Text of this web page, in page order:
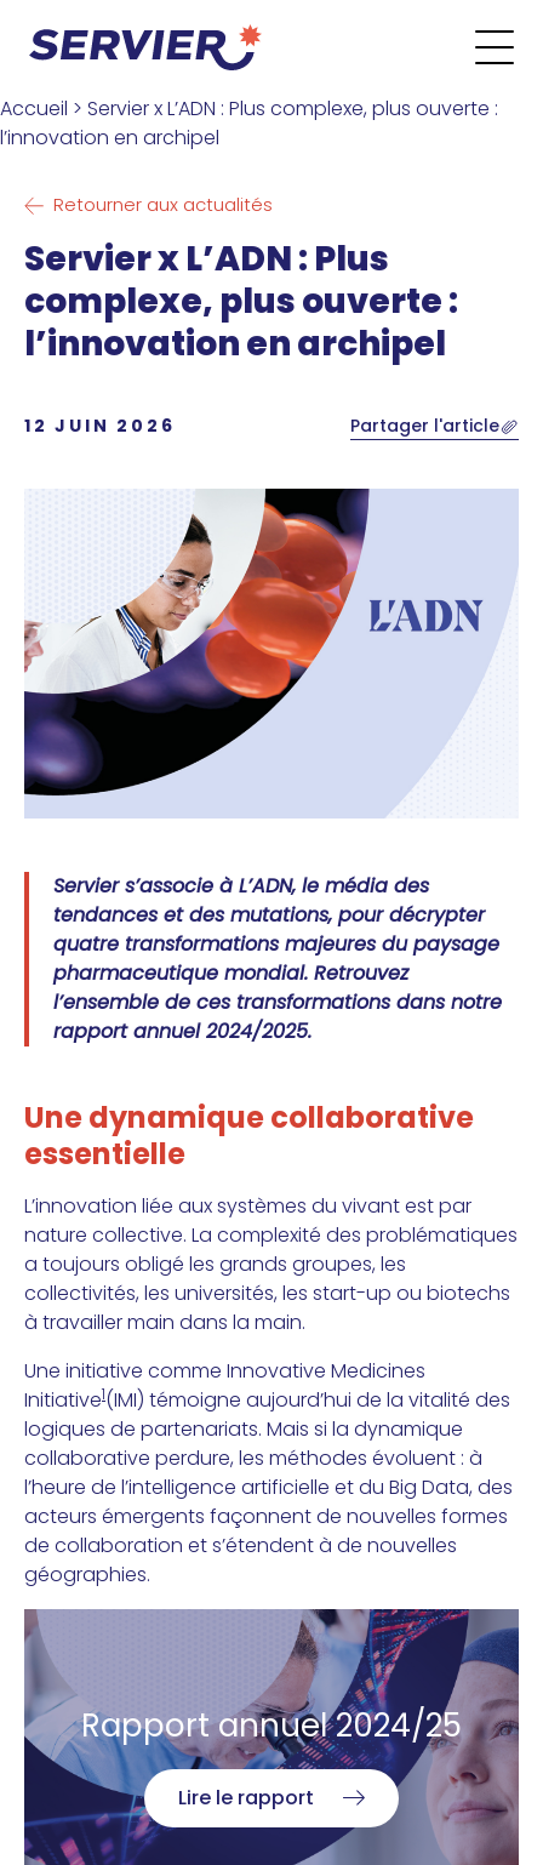
Accueil > Servier x L’ADN : Plus complexe, plus ouverte :
l’innovation en archipel
Retourner aux actualités
Servier x L’ADN : Plus
complexe, plus ouverte :
l’innovation en archipel
12 JUIN 2026 Partager l'article
Servier s’associe à L’ADN, le média des
tendances et des mutations, pour décrypter
quatre transformations majeures du paysage
pharmaceutique mondial. Retrouvez
l’ensemble de ces transformations dans notre
rapport annuel 2024/2025.
Une dynamique collaborative
essentielle
L’innovation liée aux systèmes du vivant est par
nature collective. La complexité des problématiques
a toujours obligé les grands groupes, les
collectivités, les universités, les start-up ou biotechs
à travailler main dans la main.
Une initiative comme Innovative Medicines
Initiative1(IMI) témoigne aujourd’hui de la vitalité des
logiques de partenariats. Mais si la dynamique
collaborative perdure, les méthodes évoluent : à
l’heure de l’intelligence artificielle et du Big Data, des
acteurs émergents façonnent de nouvelles formes
de collaboration et s’étendent à de nouvelles
géographies.
Rapport annuel 2024/25
Lire le rapport